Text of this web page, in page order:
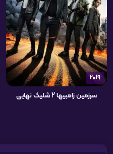
2019
سرزمین زامبیها 2 شلیک نهایی